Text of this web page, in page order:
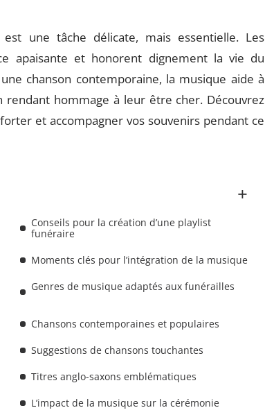
une tâche délicate, mais essentielle. Les
apaisante et honorent dignement la vie du
chanson contemporaine, la musique aide à
hommage à leur être cher. Découvrez
et accompagner vos souvenirs pendant ce
Conseils pour la création d’une playlist
funéraire
Moments clés pour l’intégration de la musique
Genres de musique adaptés aux funérailles
Chansons contemporaines et populaires
Suggestions de chansons touchantes
Titres anglo-saxons emblématiques
L’impact de la musique sur la cérémonie